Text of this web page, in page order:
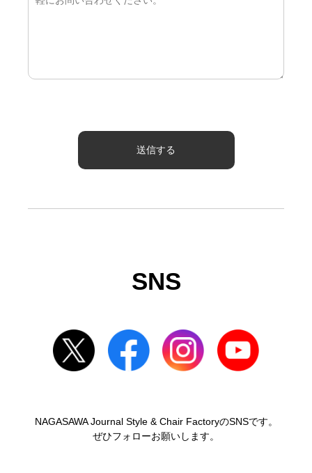
SNS
NAGASAWA Journal Style & Chair FactoryのSNSです。
ぜひフォローお願いします。